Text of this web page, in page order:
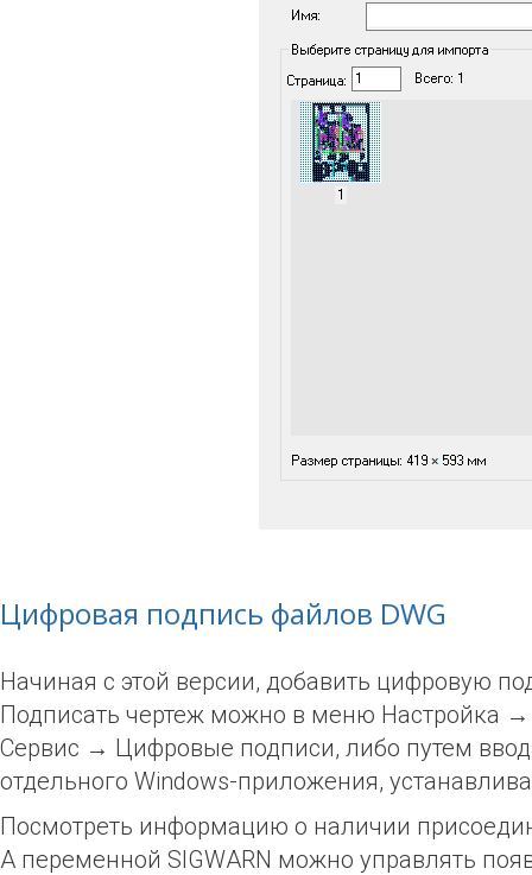
Цифровая подпись файлов DWG
Начиная с этой версии, добавить цифровую
Подписать чертеж можно в меню Настройка
Сервис → Цифровые подписи, либо путем
отдельного Windows-приложения,
Посмотреть информацию о наличии
А переменной SIGWARN можно управлять